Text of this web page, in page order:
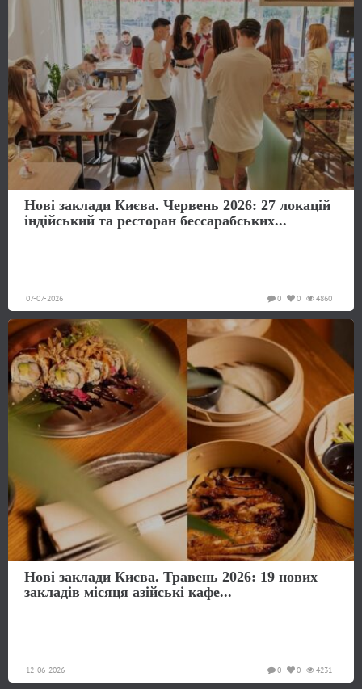
Нові заклади Києва. Червень 2026: 27 локацій
індійський та ресторан бессарабських...
07-07-2026 4860
0
0
Нові заклади Києва. Травень 2026: 19 нових
закладів місяця азійські кафе...
12-06-2026 4231
0
0